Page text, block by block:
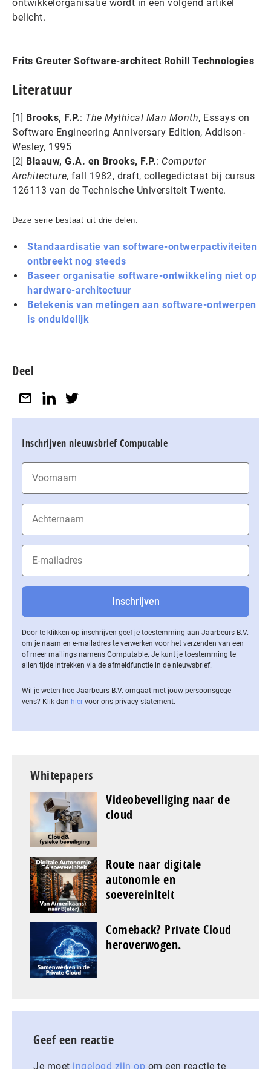
ontwikkelorganisatie wordt in een volgend artikel
belicht.
Frits Greuter Software-architect Rohill Technologies
Literatuur
[1] Brooks, F.P.: The Mythical Man Month, Essays on
Software Engineering Anniversary Edition, Addison-
Wesley, 1995
[2] Blaauw, G.A. en Brooks, F.P.: Computer
Architecture, fall 1982, draft, collegedictaat bij cursus
126113 van de Technische Universiteit Twente.
Deze serie bestaat uit drie delen:
Standaardisatie van software-ontwerpactiviteiten
ontbreekt nog steeds
Baseer organisatie software-ontwikkeling niet op
hardware-architectuur
Betekenis van metingen aan software-ontwerpen
is onduidelijk
Deel
Inschrijven nieuwsbrief Computable
Door te klikken op inschrijven geef je toestemming aan Jaarbeurs B.V.
om je naam en e-mailadres te verwerken voor het verzenden van een
of meer mailings namens Computable. Je kunt je toestemming te
allen tijde intrekken via de af­meld­func­tie in de nieuwsbrief.
Wil je weten hoe Jaarbeurs B.V. omgaat met jouw per­soons­ge­ge­
vens? Klik dan hier voor ons privacy statement.
Whitepapers
Videobeveiliging naar de
cloud
Route naar digitale
autonomie en
soevereiniteit
Comeback? Private Cloud
heroverwogen.
Geef een reactie
Je moet ingelogd zijn op om een reactie te